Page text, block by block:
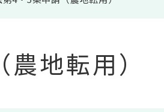
地転用）